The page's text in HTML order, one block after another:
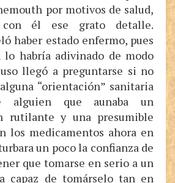
por motivos de salud,
él ese grato detalle.
haber estado enfermo, pues
habría adivinado de modo
llegó a preguntarse si no
“orientación” sanitaria
alguien que aunaba un
rutilante y una presumible
los medicamentos ahora en
un poco la confianza de
que tomarse en serio a un
capaz de tomárselo tan en